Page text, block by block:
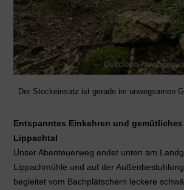
Der Stockeinsatz ist gerade im unwegsamen
Entspanntes Einkehren und gemütliches
Lippachtal
Unser Abenteuerweg endet unten am
Lippachmühle und auf der
begleitet vom Bachplätschern leckere